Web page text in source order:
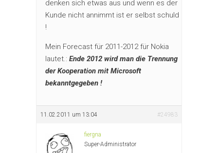
denken sich etwas aus und wenn es der
Kunde nicht annimmt ist er selbst schuld
!
Mein Forecast für 2011-2012 für Nokia
lautet.: Ende 2012 wird man die Trennung
der Kooperation mit Microsoft
bekanntgegeben !
11.02.2011 um 13:04 #24983
fiergna
Super-Administrator